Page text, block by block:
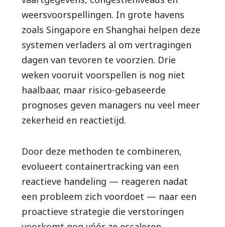
weersvoorspellingen. In grote havens
zoals Singapore en Shanghai helpen deze
systemen verladers al om vertragingen
dagen van tevoren te voorzien. Drie
weken vooruit voorspellen is nog niet
haalbaar, maar risico-gebaseerde
prognoses geven managers nu veel meer
zekerheid en reactietijd.
Door deze methoden te combineren,
evolueert containertracking van een
reactieve handeling — reageren nadat
een probleem zich voordoet — naar een
proactieve strategie die verstoringen